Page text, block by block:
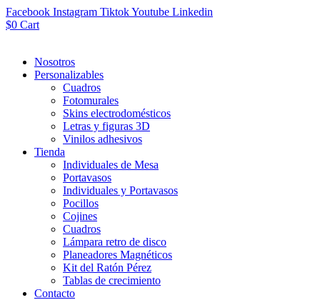
Facebook Instagram TiktokYoutube Linkedin
$0 Cart
Nosotros
Personalizables
Cuadros
Fotomurales
Skins electrodomésticos
Letras y figuras 3D
Vinilos adhesivos
Tienda
Individuales de Mesa
Portavasos
Individuales y Portavasos
Pocillos
Cojines
Cuadros
Lámpara retro de disco
Planeadores Magnéticos
Kit del Ratón Pérez
Tablas de crecimiento
Contacto